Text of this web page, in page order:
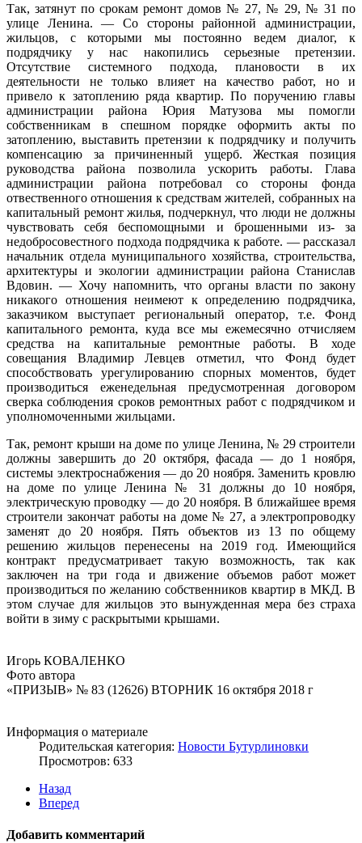
Так, затянут по срокам ремонт домов № 27, № 29, № 31 по
улице Ленина. — Со стороны районной администрации,
жильцов, с которыми мы постоянно ведем диалог, к
подрядчику у нас накопились серьезные претензии.
Отсутствие системного подхода, плановости в их
деятельности не только влияет на качество работ, но и
привело к затоплению ряда квартир. По поручению главы
администрации района Юрия Матузова мы помогли
собственникам в спешном порядке оформить акты по
затоплению, выставить претензии к подрядчику и получить
компенсацию за причиненный ущерб. Жесткая позиция
руководства района позволила ускорить работы. Глава
администрации района потребовал со стороны фонда
отвественного отношения к средствам жителей, собранных на
капитальный ремонт жилья, подчеркнул, что люди не должны
чувствовать себя беспомощными и брошенными из- за
недобросовестного подхода подрядчика к работе. — рассказал
начальник отдела муниципального хозяйства, строительства,
архитектуры и экологии администрации района Станислав
Вдовин. — Хочу напомнить, что органы власти по закону
никакого отношения неимеют к определению подрядчика,
заказчиком выступает региональный оператор, т.е. Фонд
капитального ремонта, куда все мы ежемесячно отчисляем
средства на капитальные ремонтные работы. В ходе
совещания Владимир Левцев отметил, что Фонд будет
способствовать урегулированию спорных моментов, будет
производиться еженедельная предусмотренная договором
сверка соблюдения сроков ремонтных работ с подрядчиком и
уполномоченными жильцами.
Так, ремонт крыши на доме по улице Ленина, № 29 строители
должны завершить до 20 октября, фасада — до 1 ноября,
системы электроснабжения — до 20 ноября. Заменить кровлю
на доме по улице Ленина № 31 должны до 10 ноября,
электрическую проводку — до 20 ноября. В ближайшее время
строители закончат работы на доме № 27, а электропроводку
заменят до 20 ноября. Пять объектов из 13 по общему
решению жильцов перенесены на 2019 год. Имеющийся
контракт предусматривает такую возможность, так как
заключен на три года и движение объемов работ может
производиться по желанию собственников квартир в МКД. В
этом случае для жильцов это вынужденная мера без страха
войти в зиму с раскрытыми крышами.
Игорь КОВАЛЕНКО
Фото автора
«ПРИЗЫВ» № 83 (12626) ВТОРНИК 16 октября 2018 г
Информация о материале
Родительская категория: Новости Бутурлиновки
Просмотров: 633
Назад
Вперед
Добавить комментарий